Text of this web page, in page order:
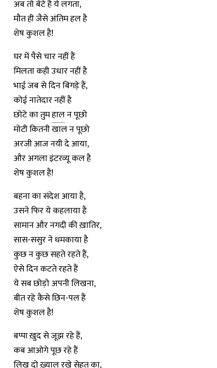
अब तो बेटे है ये लगता,
मौत ही जैसे अंतिम हल है
शेष कुशल है!
घर में पैसे चार नहीं हैं
मिलता कही उधार नहीं है
भाई जब से दिन बिगड़े हैं,
कोई नातेदार नहीं है
छोटे का तुमहालन पूछो
मोटी कितनी खाल न पूछो
अरजी आज नयी दे आया,
और अगला इंटरव्यू कल है
शेष कुशल है!
बहना का संदेश आया है,
उसने फिर ये कहलाया है
सामान और नगदी की ख़ातिर,
सास-ससुर ने धमकाया है
कुछ न कुछ सहते रहते हैं,
ऐसे दिन कटते रहते हैं
ये सब छोड़ो अपनी लिखना,
बीत रहे कैसे छिन-पल हैं
शेष कुशल है!
बप्पा ख़ुद से जूझ रहे हैं,
कब आओगे पूछ रहे हैं
लिख दो ख़्याल रखे सेहत का,